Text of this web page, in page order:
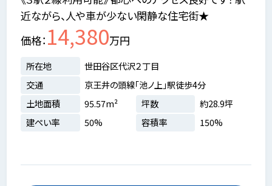
近ながら、人や車が少ない閑静な住宅街★
価格 14,380万円
所在地
世田谷区代沢２丁目
交通
京王井の頭線「池ノ上」駅徒歩4分
土地面積
95.57m² 坪数
約28.9坪
建ぺい率
50% 容積率 150%